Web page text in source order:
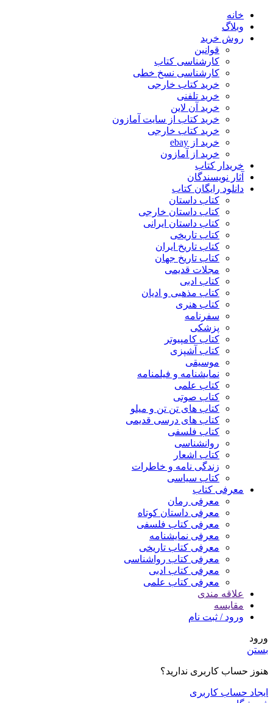
خانه
وبلاگ
روش خرید
قوانین
کارشناسی کتاب
کارشناسی نسخ خطی
خرید کتاب خارجی
خرید تلفنی
خرید آن لاین
خرید کتاب از سایت آمازون
خرید کتاب خارجی
خرید از ebay
خرید از آمازون
خریدار کتاب
آثار نویسندگان
دانلود رایگان کتاب
کتاب داستان
کتاب داستان خارجی
کتاب داستان ایرانی
کتاب تاریخی
کتاب تاریخ ایران
کتاب تاریخ جهان
مجلات قدیمی
کتاب ادبی
کتاب مذهبی و ادیان
کتاب هنری
سفرنامه
پزشکی
کتاب کامپیوتر
کتاب آشپزی
موسیقی
نمایشنامه و فیلمنامه
کتاب علمی
کتاب صوتی
کتاب های تن تن و میلو
کتاب های درسی قدیمی
کتاب فلسفی
روانشناسی
کتاب اشعار
زندگی نامه و خاطرات
کتاب سیاسی
معرفی کتاب
معرفی رمان
معرفی داستان کوتاه
معرفی کتاب فلسفی
معرفی نمایشنامه
معرفی کتاب تاریخی
معرفی کتاب رواشناسی
معرفی کتاب ادبی
معرفی کتاب علمی
علاقه مندی
مقایسه
ورود / ثبت نام
ورود
بستن
هنوز حساب کاربری ندارید؟
ایجاد حساب کاربری